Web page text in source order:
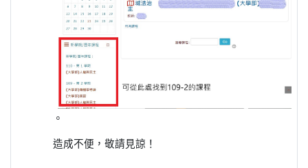
。
造成不便，敬請見諒！